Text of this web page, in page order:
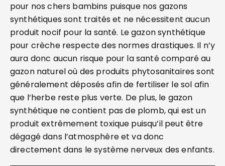
pour nos chers bambins puisque nos gazons
synthétiques sont traités et ne nécessitent aucun
produit nocif pour la santé. Le gazon synthétique
pour crèche respecte des normes drastiques. Il n’y
aura donc aucun risque pour la santé comparé au
gazon naturel où des produits phytosanitaires sont
généralement déposés afin de fertiliser le sol afin
que l’herbe reste plus verte. De plus, le gazon
synthétique ne contient pas de plomb, qui est un
produit extrêmement toxique puisqu’il peut être
dégagé dans l’atmosphère et va donc
directement dans le système nerveux des enfants.